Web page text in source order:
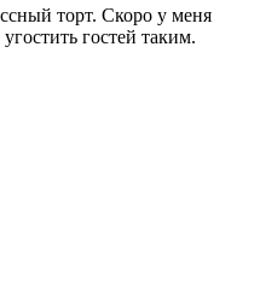
торт. Скоро у меня
гостей таким.